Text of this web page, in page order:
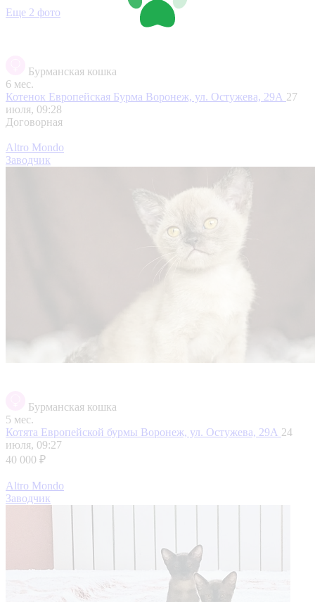
Еще 2 фото
Бурманская кошка
6 мес.
Котенок Европейская Бурма Воронеж, ул. Остужева, 29А 27
июля, 09:28
Договорная
Altro Mondo
Заводчик
Бурманская кошка
5 мес.
Котята Европейской бурмы Воронеж, ул. Остужева, 29А 24
июля, 09:27
40 000 ₽
Altro Mondo
Заводчик